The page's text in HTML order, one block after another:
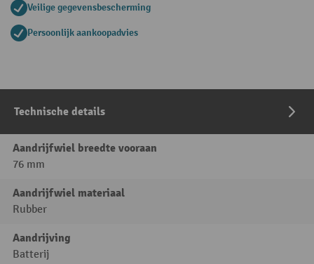
Veilige gegevensbescherming
Persoonlijk aankoopadvies
Technische details
Aandrijfwiel breedte vooraan
76 mm
Aandrijfwiel materiaal
Rubber
Aandrijving
Batterij